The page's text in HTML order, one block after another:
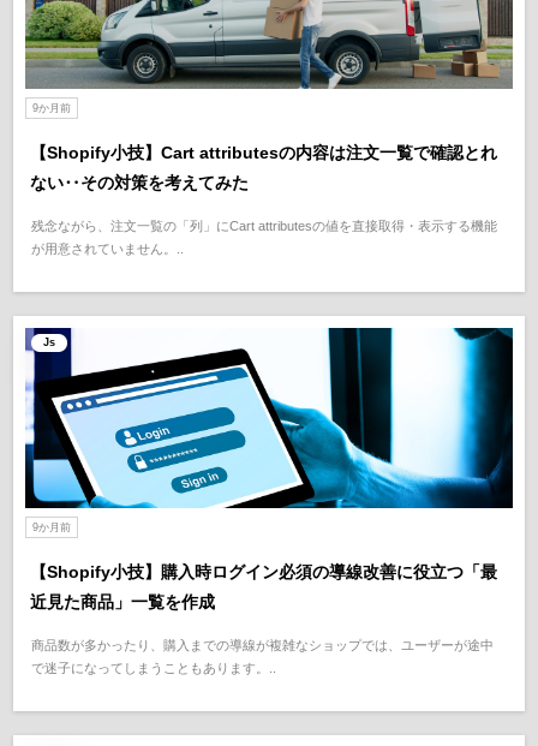
9か月前
【Shopify小技】Cart attributesの内容は注文一覧で確認とれ
ない‥その対策を考えてみた
残念ながら、注文一覧の「列」にCart attributesの値を直接取得・表示する機能
が用意されていません。..
Js
9か月前
【Shopify小技】購入時ログイン必須の導線改善に役立つ「最
近見た商品」一覧を作成
商品数が多かったり、購入までの導線が複雑なショップでは、ユーザーが途中
で迷子になってしまうこともあります。..